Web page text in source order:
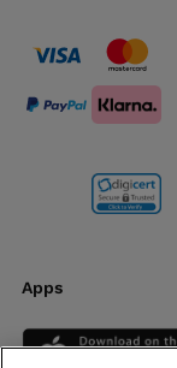
Apps